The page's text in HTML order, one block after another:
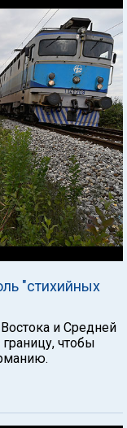
"стихийных
и Средней
чтобы